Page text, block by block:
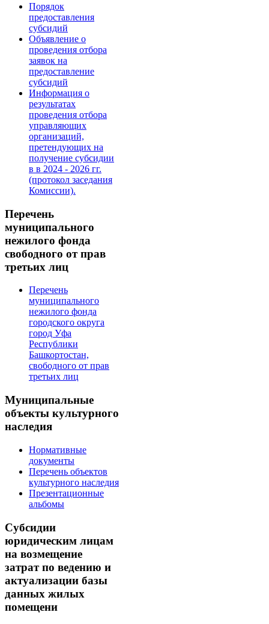
Порядок
предоставления
субсидий
Объявление о
проведения отбора
заявок на
предоставление
субсидий
Информация о
результатах
проведения отбора
управляющих
организаций,
претендующих на
получение субсидии
в в 2024 - 2026 гг.
(протокол заседания
Комиссии).
Перечень
муниципального
нежилого фонда
свободного от прав
третьих лиц
Перечень
муниципального
нежилого фонда
городского округа
город Уфа
Республики
Башкортостан,
свободного от прав
третьих лиц
Муниципальные
объекты культурного
наследия
Нормативные
документы
Перечень объектов
культурного наследия
Презентационные
альбомы
Субсидии
юридическим лицам
на возмещение
затрат по ведению и
актуализации базы
данных жилых
помещени